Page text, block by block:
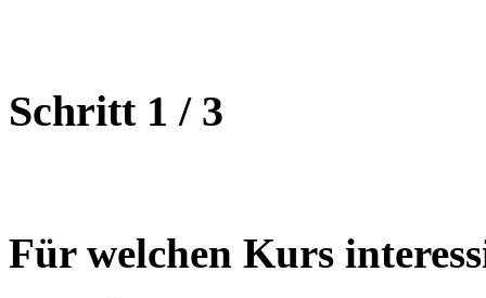
Schritt 1 / 3
Für welchen Kurs